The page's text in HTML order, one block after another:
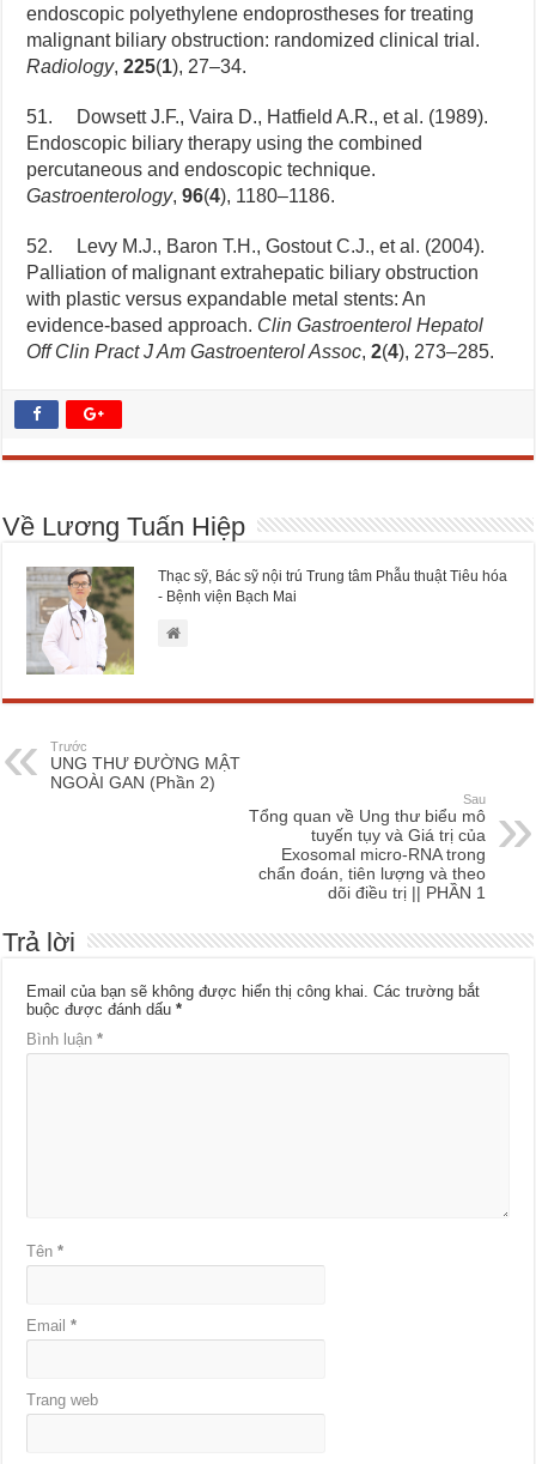
endoscopic polyethylene endoprostheses for treating
malignant biliary obstruction: randomized clinical trial.
Radiology,225(1), 27–34.
51. Dowsett J.F., Vaira D., Hatfield A.R., et al. (1989).
Endoscopic biliary therapy using the combined
percutaneous and endoscopic technique.
Gastroenterology,96(4), 1180–1186.
52. Levy M.J., Baron T.H., Gostout C.J., et al. (2004).
Palliation of malignant extrahepatic biliary obstruction
with plastic versus expandable metal stents: An
evidence-based approach. Clin Gastroenterol Hepatol
Off Clin Pract J Am Gastroenterol Assoc,2(4), 273–285.
Về Lương Tuấn Hiệp
Thạc sỹ, Bác sỹ nội trú Trung tâm Phẫu thuật Tiêu hóa
- Bệnh viện Bạch Mai
Trước
UNG THƯ ĐƯỜNG MẬT
NGOÀI GAN (Phần 2)
Sau
Tổng quan về Ung thư biểu mô
tuyến tụy và Giá trị của
Exosomal micro-RNA trong
chẩn đoán, tiên lượng và theo
dõi điều trị || PHẦN 1
Trả lời
Email của bạn sẽ không được hiển thị công khai. Các trường bắt
buộc được đánh dấu*
Bình luận*
Tên*
Email*
Trang web